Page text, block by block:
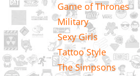
Game of Thrones
Military
Sexy Girls
Tattoo Style
The Simpsons